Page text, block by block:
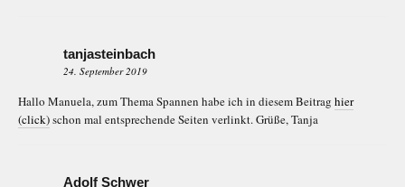
tanjasteinbach
24. September 2019
Hallo Manuela, zum Thema Spannen habe ich in diesem Beitrag hier
(click)schon mal entsprechende Seiten verlinkt. Grüße, Tanja
Adolf Schwer